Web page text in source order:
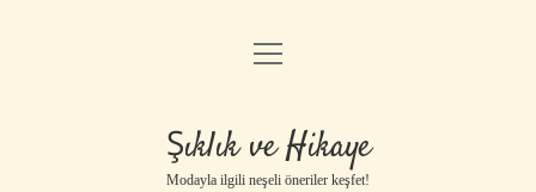
Gizlilik Politikası
Yasal Uyarı
menüyü
Şıklık ve Hikaye
Modayla ilgili neşeli öneriler keşfet!